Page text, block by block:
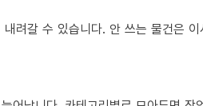
내려갈 수 있습니다. 안 쓰는 물건은